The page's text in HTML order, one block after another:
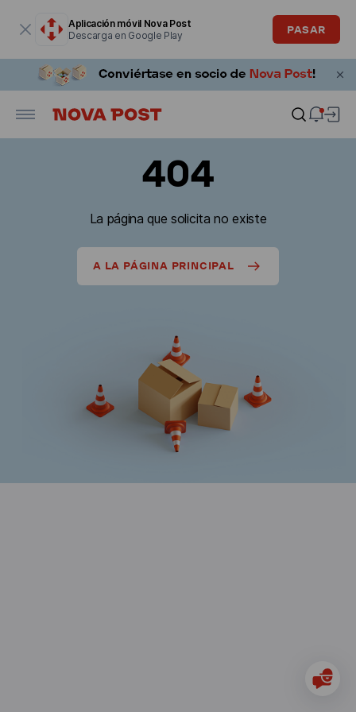
Aplicación móvil Nova Post
Descarga en Google Play
PASAR
404
La página que solicita no existe
A LA PÁGINA PRINCIPAL